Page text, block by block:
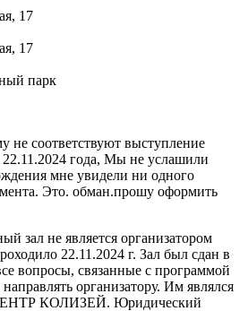
17
17
парк
не соответствуют выступление
года, Мы не услашили
мне увидели ни одного
Это. обман.прошу оформить
зал не является организатором
22.11.2024 г. Зал был сдан в
вопросы, связанные с программой
организатору. Им являлся
КОЛИЗЕЙ. Юридический